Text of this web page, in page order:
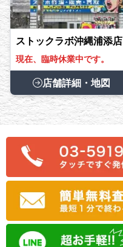
ストックラボ沖縄浦添店
現在、臨時休業中です。
店舗詳細・地図